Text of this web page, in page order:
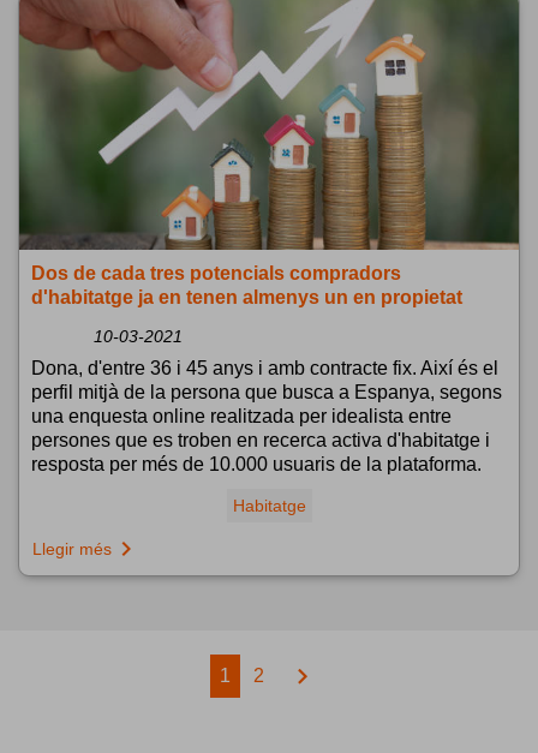
Dos de cada tres potencials compradors
d'habitatge ja en tenen almenys un en propietat
10-03-2021
Dona, d'entre 36 i 45 anys i amb contracte fix. Així és el
perfil mitjà de la persona que busca a Espanya, segons
una enquesta online realitzada per idealista entre
persones que es troben en recerca activa d'habitatge i
resposta per més de 10.000 usuaris de la plataforma.
Habitatge
Llegir més navigate_next
1 2 chevron_right